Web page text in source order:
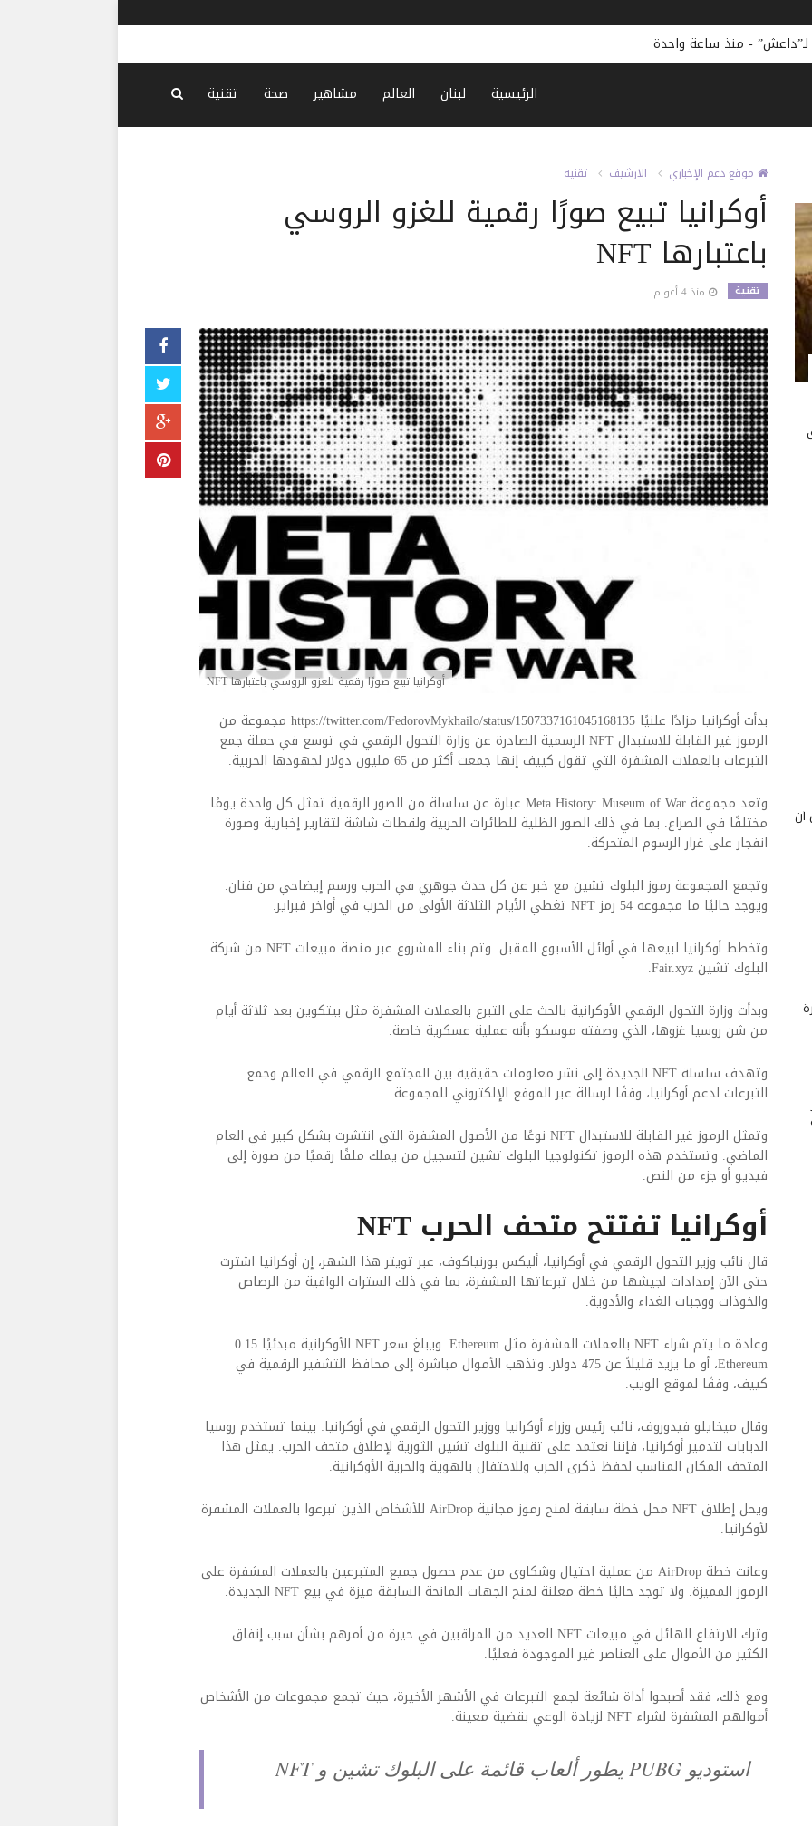
- منذ ساعة واحدة
الرئيسية لبنان العالم مشاهير صحة تقنية
موقع دعم الإخباري الارشيف تقنية
أوكرانيا تبيع صورًا رقمية للغزو الروسي
باعتبارها NFT
تقنية منذ 4 أعوام
أوكرانيا تبيع صورًا رقمية للغزو الروسي باعتبارها NFT
بدأت أوكرانيا مزادًا علنيًا https://twitter.com/FedorovMykhailo/status/1507337161045168135 مجموعة من
الرموز غير القابلة للاستبدال NFT الرسمية الصادرة عن وزارة التحول الرقمي
في توسع في حملة جمع
التبرعات بالعملات المشفرة التي تقول كييف إنها جمعت أكثر من 65 مليون دولار لجهودها الحربية.
وتعد مجموعة Meta History: Museum of War عبارة عن سلسلة من الصور الرقمية تمثل كل واحدة يومًا
مختلفًا في الصراع. بما في ذلك الصور الظلية للطائرات الحربية ولقطات شاشة لتقارير إخبارية وصورة
انفجار على غرار الرسوم المتحركة.
وتجمع المجموعة رموز البلوك تشين مع خبر عن كل حدث جوهري في الحرب ورسم إيضاحي من فنان.
ويوجد حاليًا ما مجموعه 54 رمز NFT تغطي الأيام الثلاثة الأولى من الحرب في أواخر فبراير.
وتخطط أوكرانيا لبيعها في أوائل الأسبوع المقبل.
وتم بناء المشروع عبر منصة مبيعات NFT من شركة
البلوك تشين Fair.xyz.
وبدأت وزارة التحول الرقمي الأوكرانية بالحث على التبرع بالعملات المشفرة مثل بيتكوين بعد ثلاثة أيام
من شن روسيا غزوها، الذي وصفته موسكو بأنه عملية عسكرية خاصة.
وتهدف سلسلة NFT الجديدة إلى نشر معلومات حقيقية بين المجتمع الرقمي في العالم وجمع
التبرعات لدعم أوكرانيا، وفقًا لرسالة عبر الموقع الإلكتروني للمجموعة.
وتمثل الرموز غير القابلة للاستبدال NFT نوعًا من الأصول المشفرة التي انتشرت بشكل كبير في العام
الماضي. وتستخدم هذه الرموز تكنولوجيا البلوك تشين لتسجيل من يملك ملفًا رقميًا من صورة إلى
فيديو أو جزء من النص.
أوكرانيا تفتتح متحف الحرب NFT
قال نائب وزير التحول الرقمي في أوكرانيا، أليكس بورنياكوف، عبر تويتر هذا الشهر، إن أوكرانيا اشترت
حتى الآن إمدادات لجيشها من خلال تبرعاتها المشفرة، بما في ذلك السترات الواقية من الرصاص
والخوذات ووجبات الغداء والأدوية.
وعادة ما يتم شراء NFT بالعملات المشفرة مثل Ethereum. ويبلغ سعر NFT الأوكرانية مبدئيًا 0.15
Ethereum، أو ما يزيد قليلاً عن 475 دولار. وتذهب الأموال مباشرة إلى محافظ التشفير الرقمية في
كييف، وفقًا لموقع الويب.
وقال ميخايلو فيدوروف، نائب رئيس وزراء أوكرانيا ووزير التحول الرقمي في أوكرانيا: بينما تستخدم روسيا
الدبابات لتدمير أوكرانيا، فإننا نعتمد على تقنية البلوك تشين الثورية لإطلاق متحف الحرب. يمثل هذا
المتحف المكان المناسب لحفظ ذكرى الحرب وللاحتفال بالهوية والحرية الأوكرانية.
ويحل إطلاق NFT محل خطة سابقة لمنح رموز مجانية AirDrop للأشخاص الذين تبرعوا بالعملات المشفرة
لأوكرانيا.
وعانت خطة AirDrop من عملية احتيال وشكاوى من عدم حصول جميع المتبرعين بالعملات المشفرة على
الرموز المميزة. ولا توجد حاليًا خطة معلنة لمنح الجهات المانحة السابقة ميزة في بيع NFT الجديدة.
وترك الارتفاع الهائل في مبيعات NFT العديد من المراقبين في حيرة من أمرهم بشأن سبب إنفاق
الكثير من الأموال على العناصر غير الموجودة فعليًا.
ومع ذلك، فقد أصبحوا أداة شائعة لجمع التبرعات في الأشهر الأخيرة، حيث تجمع مجموعات من الأشخاص
أموالهم المشفرة لشراء NFT لزيادة الوعي بقضية معينة.
استوديو PUBG يطور ألعاب قائمة على البلوك تشين و NFT
أن